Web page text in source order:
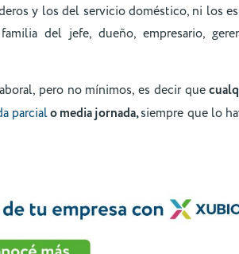
y los del servicio doméstico, ni los
del jefe, dueño, empresario,
pero no mínimos, es decir que
parcialo media jornada,siempre que lo